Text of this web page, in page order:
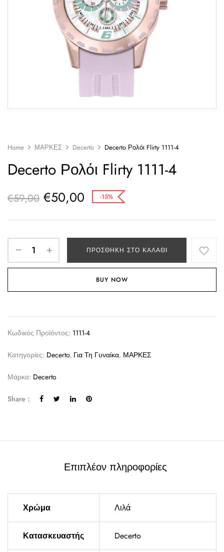
Home ΜΑΡΚΕΣ Decerto Decerto Ρολόι Flirty 1111-4
Decerto Ρολόι Flirty 1111-4
€59,00 €50,00 -15%
ΠΡΟΣΘΉΚΗ ΣΤΟ ΚΑΛΆΘΙ
BUY NOW
Κωδικός Προϊόντος: 1111-4
Κατηγορίες: Decerto, Για Τη Γυναίκα, ΜΑΡΚΕΣ
Μάρκα: Decerto
Share :
Επιπλέον πληροφορίες
Χρώμα Λιλά
Κατασκευαστής Decerto